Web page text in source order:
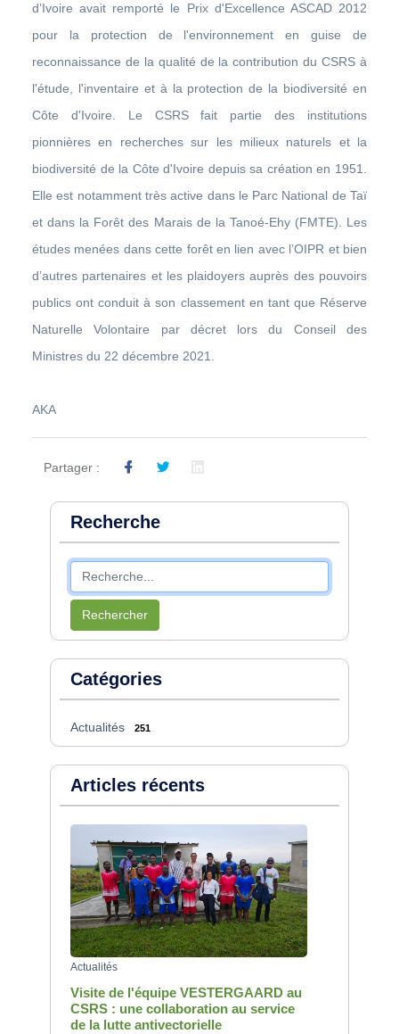
d’Ivoire avait remporté le Prix d'Excellence ASCAD 2012
pour la protection de l'environnement en guise de
reconnaissance de la qualité de la contribution du CSRS à
l'étude, l'inventaire et à la protection de la biodiversité en
Côte d'Ivoire. Le CSRS fait partie des institutions
pionnières en recherches sur les milieux naturels et la
biodiversité de la Côte d'Ivoire depuis sa création en 1951.
Elle est notamment très active dans le Parc National de Taï
et dans la Forêt des Marais de la Tanoé-Ehy (FMTE). Les
études menées dans cette forêt en lien avec l’OIPR et bien
d’autres partenaires et les plaidoyers auprès des pouvoirs
publics ont conduit à son classement en tant que Réserve
Naturelle Volontaire par décret lors du Conseil des
Ministres du 22 décembre 2021.
AKA
Partager :
Recherche
Rechercher
Catégories
Actualités 251
Articles récents
Actualités
Visite de l'équipe VESTERGAARD au
CSRS : une collaboration au service
de la lutte antivectorielle